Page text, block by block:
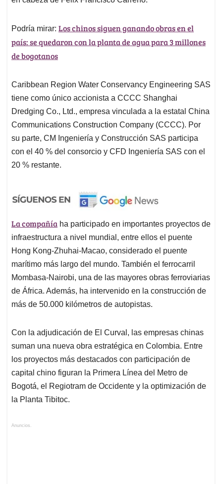
Podría mirar: Los chinos siguen ganando obras en el
país: se quedaron con la planta de agua para 3 millones
de bogotanos
Caribbean Region Water Conservancy Engineering SAS
tiene como único accionista a CCCC Shanghai
Dredging Co., Ltd., empresa vinculada a la estatal China
Communications Construction Company (CCCC). Por
su parte, CM Ingeniería y Construcción SAS participa
con el 40 % del consorcio y CFD Ingeniería SAS con el
20 % restante.
La compañía ha participado en importantes proyectos de
infraestructura a nivel mundial, entre ellos el puente
Hong Kong-Zhuhai-Macao, considerado el puente
marítimo más largo del mundo. También el ferrocarril
Mombasa-Nairobi, una de las mayores obras ferroviarias
de África. Además, ha intervenido en la construcción de
más de 50.000 kilómetros de autopistas.
Con la adjudicación de El Curval, las empresas chinas
suman una nueva obra estratégica en Colombia. Entre
los proyectos más destacados con participación de
capital chino figuran la Primera Línea del Metro de
Bogotá, el Regiotram de Occidente y la optimización de
la Planta Tibitoc.
Anuncios.